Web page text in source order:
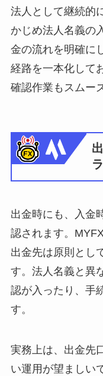
法人として継続的
かじめ法人名義の
金の流れを明確に
経路を一本化して
確認作業もスムー
出金時にも、入金
認されます。
出金先は原則とし
す。法人名義と異
認が入ったり、手
す。
実務上は、出金先
い運用が望ましい